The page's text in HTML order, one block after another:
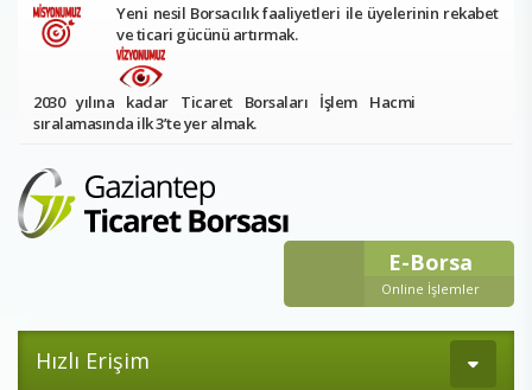
Yeni nesil Borsacılık faaliyetleri ile üyelerinin rekabet
ve ticari gücünü artırmak.
2030 yılına kadar Ticaret Borsaları İşlem Hacmi
sıralamasında ilk 3’te yer almak.
E-Borsa
Online İşlemler
Hızlı Erişim